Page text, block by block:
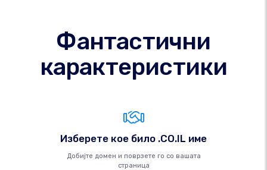
Фантастични
карактеристики
Изберете кое било .CO.IL име
Добијте домен и поврзете го со вашата
страница